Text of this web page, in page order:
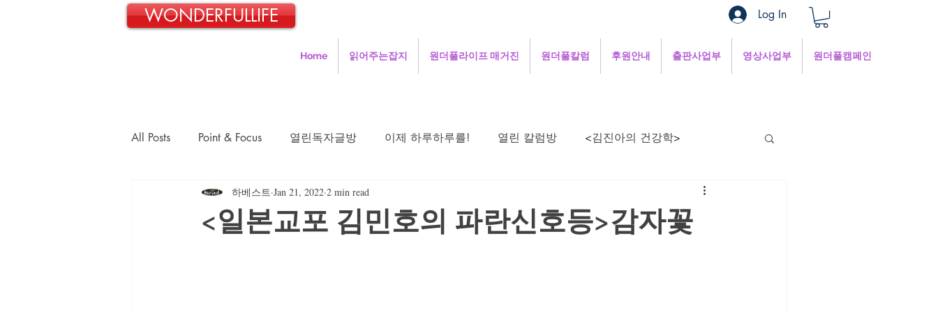
Log In
Home 읽어주는잡지 원더풀라이프 매거진 원더풀칼럼 후원안내 출판사업부 영상사업부 원더풀캠페인
WONDERFULLIFE
All Posts Point & Focus 열린독자글방 이제 하루하루를! 열린 칼럼방 <김진아의 건강학>
일본교포 김민호의 파란신호등 주성철의 세상보기 김용현의 낮은 목소리
<일본교포 김민호의 파란신호등>감자꽃
하베스트 Jan 21, 2022 2 min read